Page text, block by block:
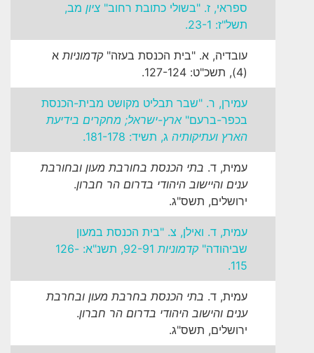
ספראי, ז. "בשולי כתובת רחוב" ציון מב,
תשל"ז: 23-1.
עובדיה, א. "בית הכנסת בעזה" קדמוניותא
(4), תשכ"ט: 127-124.
עמירן, ר. "שבר תבליט מקושט מבית-הכנסת
בכפר-ברעם"ארץ-ישראל; מחקרים בידיעת
הארץ ועתיקותיה ג, תשיד: 181-178.
עמית, ד. בתי הכנסת בחורבת מעון ובחורבת
ענים והיישוב היהודי בדרום הר חברון.
ירושלים, תשס"ג.
עמית, ד. ואילן, צ. "בית הכנסת במעון
שביהודה" קדמוניות
92-91, תשנ"א: 126-
115.
עמית, ד. בתי הכנסת בחרבת מעון ובחרבת
ענים והישוב היהודי בדרום הר חברון.
ירושלים, תשס"ג.